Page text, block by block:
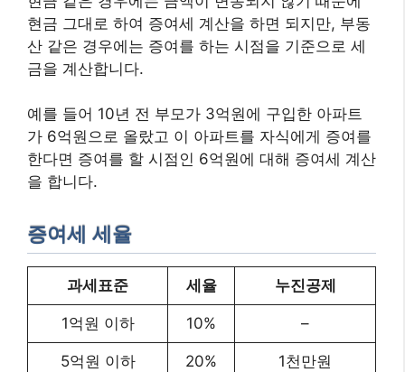
현금 그대로 하여 증여세 계산을 하면 되지만, 부동
산 같은 경우에는 증여를 하는 시점을 기준으로 세
금을 계산합니다.
예를 들어 10년 전 부모가 3억원에 구입한 아파트
가 6억원으로 올랐고 이 아파트를 자식에게 증여를
한다면 증여를 할 시점인 6억원에 대해 증여세 계산
을 합니다.
증여세 세율
과세표준 세율 누진공제
1억원 이하 10% –
5억원 이하 20% 1천만원